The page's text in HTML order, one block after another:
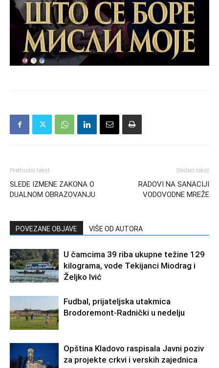
Prethodni tekst
SLEDE IZMENE ZAKONA O
DUALNOM OBRAZOVANJU
Sledeći tekst
RADOVI NA SANACIJI
VODOVODNE MREŽE
POVEZANE OBJAVE VIŠE OD AUTORA
U čamcima 39 riba ukupne težine 129
kilograma, vode Tekijanci Miodrag i
Željko Ivić
Fudbal, prijateljska utakmica
Brodoremont-Radnički u nedelju
Opština Kladovo raspisala Javni poziv
za projekte crkvi i verskih zajednica